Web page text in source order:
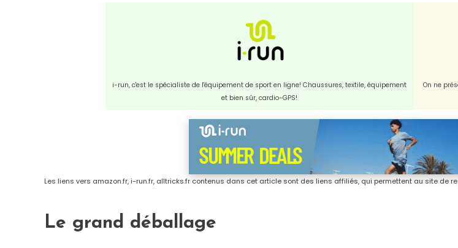
i-run, c'est le spécialiste de l'équipement de sport en ligne! Chaussures, textile, équipement
et bien sûr, cardio-GPS!
On ne
Les liens vers amazon.fr, i-run.fr, alltricks.fr contenus dans cet article sont des liens affiliés, qui permettent au site de
Le grand déballage